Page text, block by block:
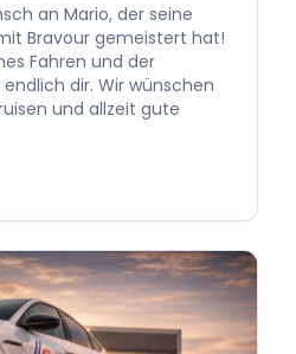
an Mario, der seine
Bravour gemeistert hat!
Fahren und der
dir. Wir wünschen
und allzeit gute